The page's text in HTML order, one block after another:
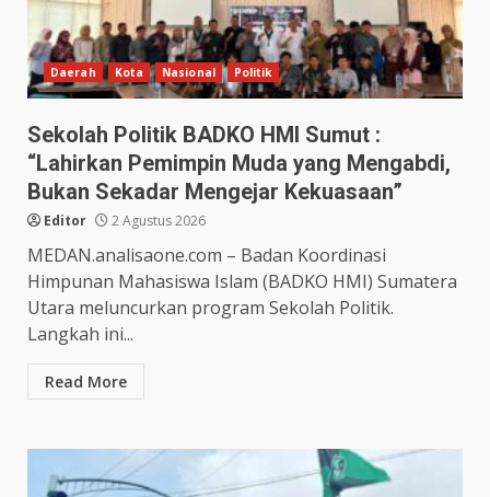
Daerah Kota Nasional Politik
Sekolah Politik BADKO HMI Sumut :
“Lahirkan Pemimpin Muda yang Mengabdi,
Bukan Sekadar Mengejar Kekuasaan”
Editor 2 Agustus 2026
MEDAN.analisaone.com – Badan Koordinasi
Himpunan Mahasiswa Islam (BADKO HMI) Sumatera
Utara meluncurkan program Sekolah Politik.
Langkah ini...
Read More